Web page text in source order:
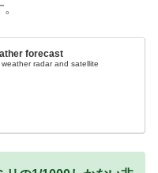
forecast
radar and satellite